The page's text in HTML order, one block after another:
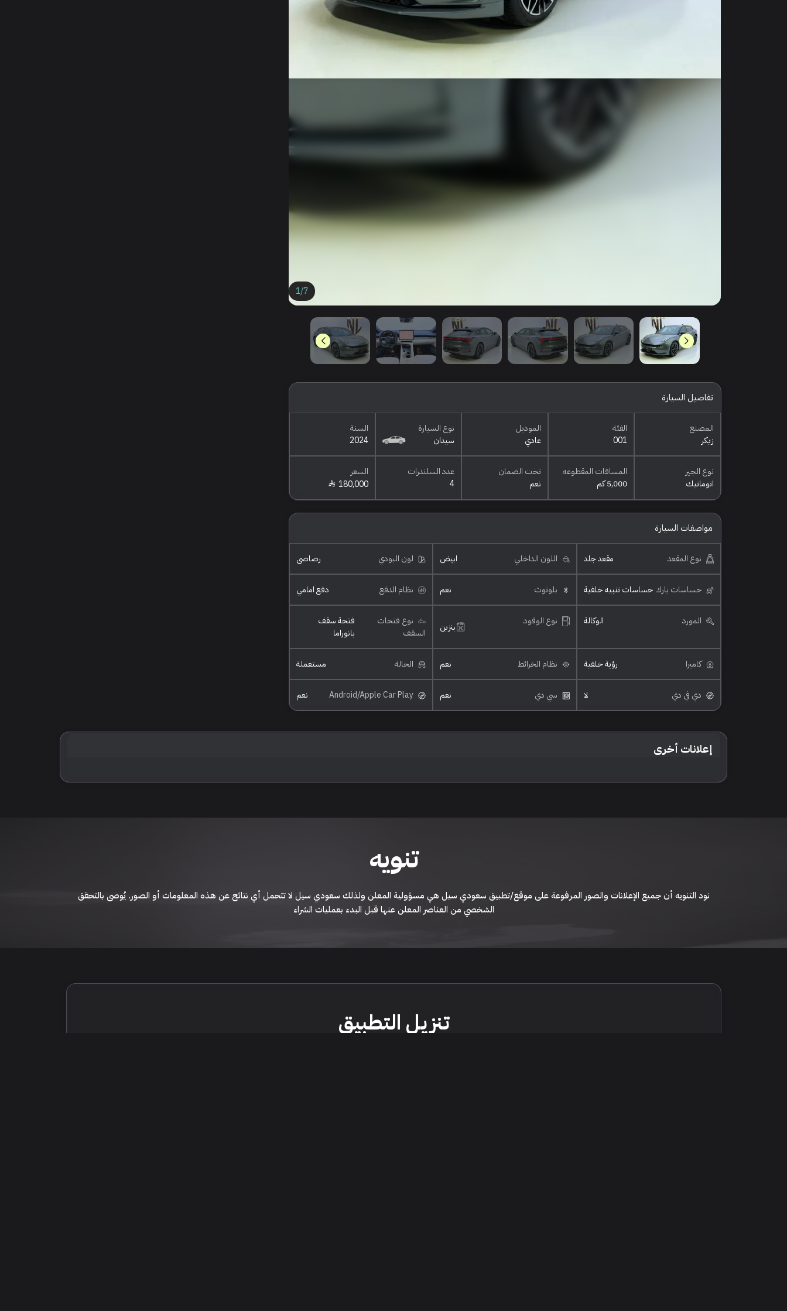
1/7
تفاصيل السيارة
المصنع
زيكر
الفئة
001
الموديل
عادي
نوع السيارة
سيدان
السنة
2024
نوع الجير
اتوماتيك
المسافات المقطوعه
5,000 كم
تحت الضمان
نعم
عدد السلندرات
4
السعر
180,000
مواصفات السيارة
نوع المقعد مقعد جلد اللون الداخلي ابيض لون البودي رصاصي
حساسات بارك حساسات تنبيه خلفية بلوتوث نعم نظام الدفع دفع امامي
المورد الوكالة نوع الوقود بنزين
نوع فتحات
السقف
فتحة سقف
بانوراما
كاميرا رؤية خلفية نظام الخرائط نعم الحالة مستعملة
دي في دي لا سي دي نعم نعم
إعلانات أخرى
تنويه
نود التنويه أن جميع الإعلانات والصور المرفوعة على موقع/تطبيق سعودي سيل هي مسؤولية المعلن ولذلك سعودي سيل لا تتحمل أي نتائج عن هذه المعلومات أو الصور. يُوصى بالتحقق
الشخصي من العناصر المعلن عنها قبل البدء بعمليات الشراء
تنزيل التطبيق